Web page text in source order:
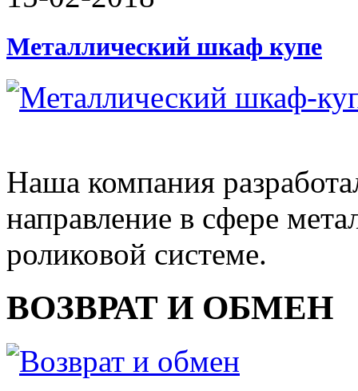
Металлический шкаф купе
Наша компания
направление в сфере
роликовой системе.
ВОЗВРАТ И ОБМЕН